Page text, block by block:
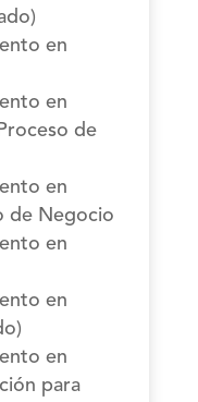
en
en
de
en
de Negocio
en
en
en
para